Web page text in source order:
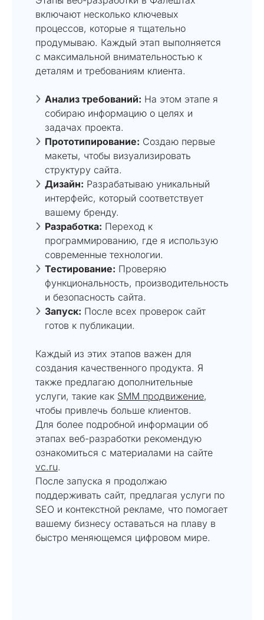
включают несколько ключевых
процессов, которые я тщательно
продумываю. Каждый этап выполняется
с максимальной внимательностью к
деталям и требованиям клиента.
Анализ требований: На этом этапе я
собираю информацию о целях и
задачах проекта.
Прототипирование: Создаю первые
макеты, чтобы визуализировать
структуру сайта.
Дизайн: Разрабатываю уникальный
интерфейс, который соответствует
вашему бренду.
Разработка: Переход к
программированию, где я использую
современные технологии.
Тестирование: Проверяю
функциональность, производительность
и безопасность сайта.
Запуск: После всех проверок сайт
готов к публикации.
Каждый из этих этапов важен для
создания качественного продукта. Я
также предлагаю дополнительные
услуги, такие как SMM продвижение,
чтобы привлечь больше клиентов.
Для более подробной информации об
этапах веб-разработки рекомендую
ознакомиться с материалами на сайте
vc.ru.
После запуска я продолжаю
поддерживать сайт, предлагая услуги по
SEO и контекстной рекламе, что помогает
вашему бизнесу оставаться на плаву в
быстро меняющемся цифровом мире.